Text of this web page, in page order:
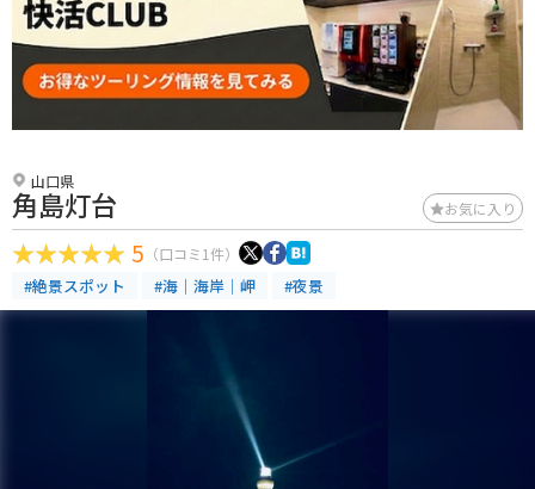
山口県
角島灯台 お気に入り
5 （口コミ1件）
#絶景スポット #海｜海岸｜岬 #夜景